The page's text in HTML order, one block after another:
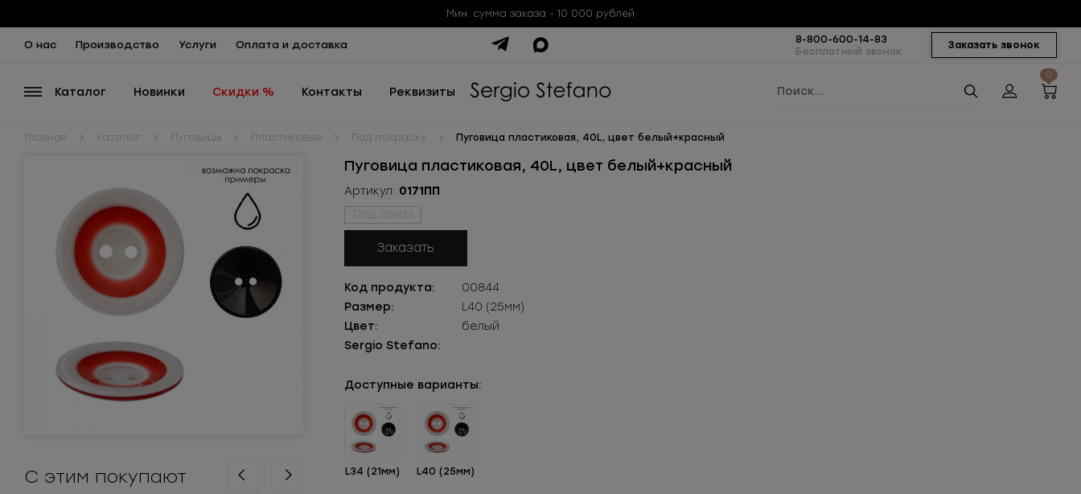
Мин. сумма заказа - 10 000 рублей
О нас Производство Услуги Оплата и доставка Заказать звонок
8-800-600-14-83
Бесплатный звонок
Каталог Новинки Скидки % Контакты Реквизиты
0
Главная Каталог Пуговицы Пластиковые Под покраску Пуговица пластиковая, 40L, цвет белый+красный
С этим покупают
Пуговица пластиковая, 40L, цвет белый+красный
Артикул: 0171ПП
Под заказ
Заказать
Код продукта:
00844
Размер:
L40 (25мм)
Цвет:
белый
Sergio Stefano:
Доступные варианты:
L34 (21мм) L40 (25мм)